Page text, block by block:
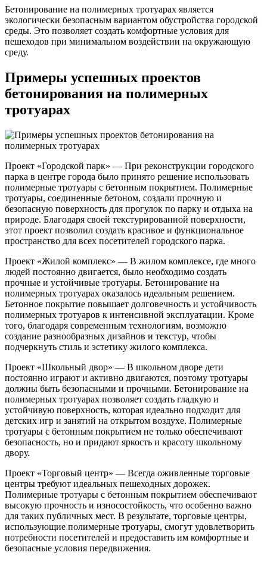
Бетонирование на полимерных тротуарах является
экологически безопасным вариантом обустройства городской
среды. Это позволяет создать комфортные условия для
пешеходов при минимальном воздействии на окружающую
среду.
Примеры успешных проектов
бетонирования на полимерных
тротуарах
Проект «Городской парк» — При реконструкции городского
парка в центре города было принято решение использовать
полимерные тротуары с бетонным покрытием. Полимерные
тротуары, соединенные бетоном, создали прочную и
безопасную поверхность для прогулок по парку и отдыха на
природе. Благодаря своей текстурированной поверхности,
этот проект позволил создать красивое и функциональное
пространство для всех посетителей городского парка.
Проект «Жилой комплекс» — В жилом комплексе, где много
людей постоянно двигается, было необходимо создать
прочные и устойчивые тротуары. Бетонирование на
полимерных тротуарах оказалось идеальным решением.
Бетонное покрытие повышает долговечность и устойчивость
полимерных тротуаров к интенсивной эксплуатации. Кроме
того, благодаря современным технологиям, возможно
создание разнообразных дизайнов и текстур, чтобы
подчеркнуть стиль и эстетику жилого комплекса.
Проект «Школьный двор» — В школьном дворе дети
постоянно играют и активно двигаются, поэтому тротуары
должны быть безопасными и прочными. Бетонирование на
полимерных тротуарах позволяет создать гладкую и
устойчивую поверхность, которая идеально подходит для
детских игр и занятий на открытом воздухе. Полимерные
тротуары с бетонным покрытием не только обеспечивают
безопасность, но и придают яркость и красоту школьному
двору.
Проект «Торговый центр» — Всегда оживленные торговые
центры требуют идеальных пешеходных дорожек.
Полимерные тротуары с бетонным покрытием обеспечивают
высокую прочность и износостойкость, что особенно важно
для таких публичных мест. В результате, торговые центры,
использующие полимерные тротуары, смогут удовлетворить
потребности посетителей и предоставить им комфортные и
безопасные условия передвижения.